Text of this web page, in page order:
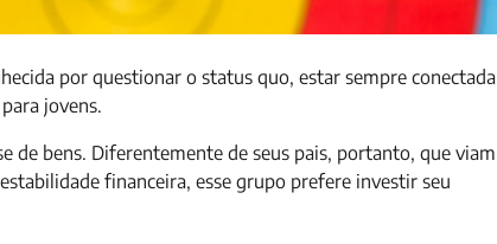
por questionar o status quo, estar sempre conectada
jovens.
de bens. Diferentemente de seus pais, portanto, que viam
financeira, esse grupo prefere investir seu